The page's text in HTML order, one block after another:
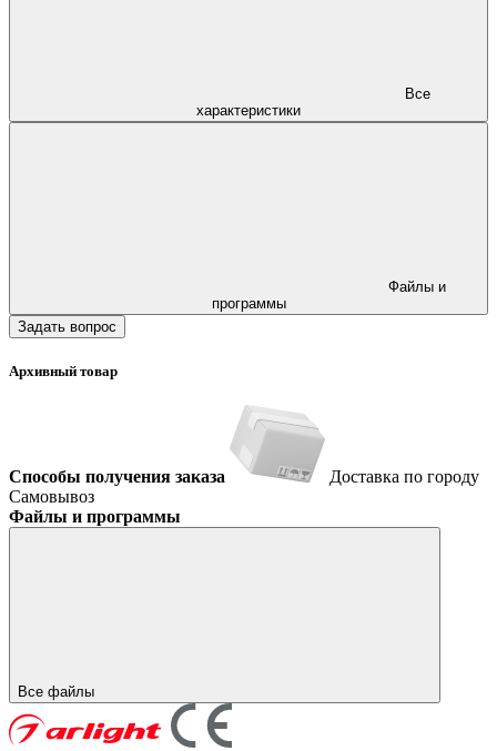
характеристики
программы
Задать вопрос
Архивный товар
Способы получения заказа
Доставка по городу
Самовывоз
Файлы и программы
Все файлы